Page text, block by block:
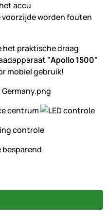
accu
worden fouten
het praktische draag
"Apollo 1500"
mobiel gebruik!